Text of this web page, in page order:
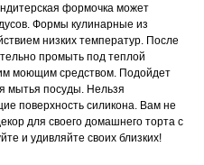
формочка может
Формы кулинарные из
низких температур. После
промыть под теплой
моющим средством. Подойдет
мытья посуды. Нельзя
поверхность силикона. Вам не
для своего домашнего торта с
и удивляйте своих близких!